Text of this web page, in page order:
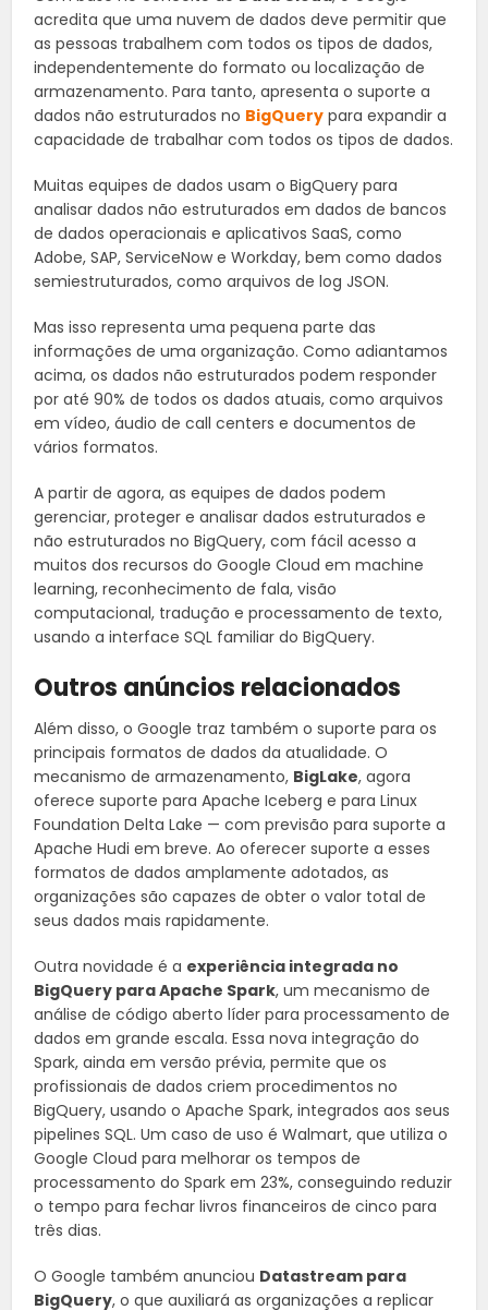
acredita que uma nuvem de dados deve permitir que
as pessoas trabalhem com todos os tipos de dados,
independentemente do formato ou localização de
armazenamento. Para tanto, apresenta o suporte a
dados não estruturados no BigQuery para expandir a
capacidade de trabalhar com todos os tipos de dados.
Muitas equipes de dados usam o BigQuery para
analisar dados não estruturados em dados de bancos
de dados operacionais e aplicativos SaaS, como
Adobe, SAP, ServiceNow e Workday, bem como dados
semiestruturados, como arquivos de log JSON.
Mas isso representa uma pequena parte das
informações de uma organização. Como adiantamos
acima, os dados não estruturados podem responder
por até 90% de todos os dados atuais, como arquivos
em vídeo, áudio de call centers e documentos de
vários formatos.
A partir de agora, as equipes de dados podem
gerenciar, proteger e analisar dados estruturados e
não estruturados no BigQuery, com fácil acesso a
muitos dos recursos do Google Cloud em machine
learning, reconhecimento de fala, visão
computacional, tradução e processamento de texto,
usando a interface SQL familiar do BigQuery.
Outros anúncios relacionados
Além disso, o Google traz também o suporte para os
principais formatos de dados da atualidade. O
mecanismo de armazenamento, BigLake, agora
oferece suporte para Apache Iceberg e para Linux
Foundation Delta Lake — com previsão para suporte a
Apache Hudi em breve. Ao oferecer suporte a esses
formatos de dados amplamente adotados, as
organizações são capazes de obter o valor total de
seus dados mais rapidamente.
Outra novidade é a experiência integrada no
BigQuery para Apache Spark, um mecanismo de
análise de código aberto líder para processamento de
dados em grande escala. Essa nova integração do
Spark, ainda em versão prévia, permite que os
profissionais de dados criem procedimentos no
BigQuery, usando o Apache Spark, integrados aos seus
pipelines SQL. Um caso de uso é Walmart, que utiliza o
Google Cloud para melhorar os tempos de
processamento do Spark em 23%, conseguindo reduzir
o tempo para fechar livros financeiros de cinco para
três dias.
O Google também anunciou Datastream para
BigQuery, o que auxiliará as organizações a replicar